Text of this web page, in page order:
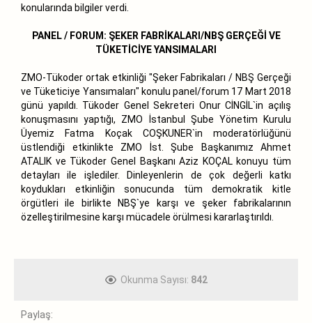
konularında bilgiler verdi.
PANEL / FORUM: ŞEKER FABRİKALARI/NBŞ GERÇEĞİ VE
TÜKETİCİYE YANSIMALARI
ZMO-Tükoder ortak etkinliği "Şeker Fabrikaları / NBŞ Gerçeği
ve Tüketiciye Yansımaları" konulu panel/forum 17 Mart 2018
günü yapıldı. Tükoder Genel Sekreteri Onur CİNGİL`in açılış
konuşmasını yaptığı, ZMO İstanbul Şube Yönetim Kurulu
Üyemiz Fatma Koçak COŞKUNER`in moderatörlüğünü
üstlendiği etkinlikte ZMO İst. Şube Başkanımız Ahmet
ATALIK ve Tükoder Genel Başkanı Aziz KOÇAL konuyu tüm
detayları ile işlediler. Dinleyenlerin de çok değerli katkı
koydukları etkinliğin sonucunda tüm demokratik kitle
örgütleri ile birlikte NBŞ`ye karşı ve şeker fabrikalarının
özelleştirilmesine karşı mücadele örülmesi kararlaştırıldı.
Okunma Sayısı: 842
Paylaş: